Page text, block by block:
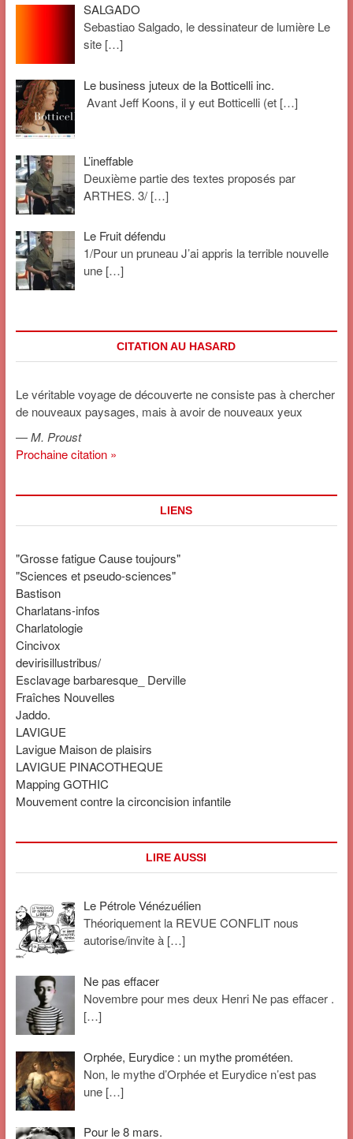
SALGADO
Sebastiao Salgado, le dessinateur de lumière Le
site […]
Le business juteux de la Botticelli inc.
Avant Jeff Koons, il y eut Botticelli (et […]
L’ineffable
Deuxième partie des textes proposés par
ARTHES. 3/ […]
Le Fruit défendu
1/Pour un pruneau J’ai appris la terrible nouvelle
une […]
CITATION AU HASARD
Le véritable voyage de découverte ne consiste pas à chercher
de nouveaux paysages, mais à avoir de nouveaux yeux
—M. Proust
Prochaine citation »
LIENS
"Grosse fatigue Cause toujours"
"Sciences et pseudo-sciences"
Bastison
Charlatans-infos
Charlatologie
Cincivox
devirisillustribus/
Esclavage barbaresque_ Derville
Fraîches Nouvelles
Jaddo.
LAVIGUE
Lavigue Maison de plaisirs
LAVIGUE PINACOTHEQUE
Mapping GOTHIC
Mouvement contre la circoncision infantile
LIRE AUSSI
Le Pétrole Vénézuélien
Théoriquement la REVUE CONFLIT nous
autorise/invite à […]
Ne pas effacer
Novembre pour mes deux Henri Ne pas effacer .
[…]
Orphée, Eurydice : un mythe prométéen.
Non, le mythe d’Orphée et Eurydice n’est pas
une […]
Pour le 8 mars.